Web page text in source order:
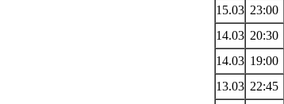
15.03 23:00
14.03 20:30
14.03 19:00
13.03 22:45